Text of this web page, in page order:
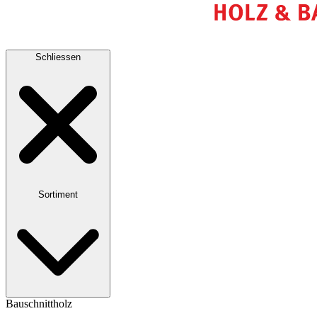
Schliessen
Sortiment
Bauschnittholz